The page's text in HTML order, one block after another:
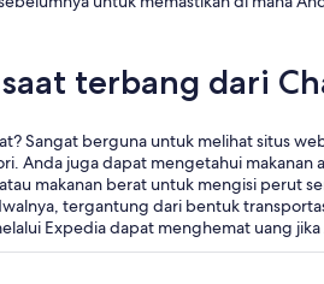
terbang dari
Sangat berguna untuk melihat situs
Anda juga dapat mengetahui
makanan berat untuk mengisi perut
tergantung dari bentuk
Expedia dapat menghemat uang